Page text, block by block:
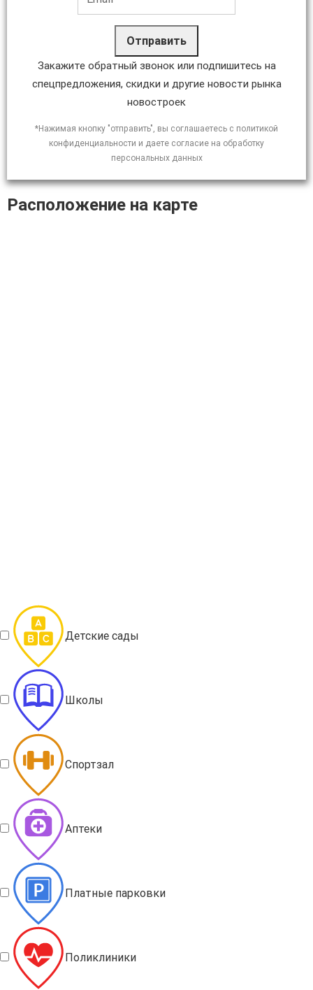
Отправить
Закажите обратный звонок или подпишитесь на
спецпредложения, скидки и другие новости рынка
новостроек
*Нажимая кнопку "отправить", вы соглашаетесь с политикой
конфиденциальности и даете согласие на обработку
персональных данных
Расположение на карте
Детские сады
Школы
Спортзал
Аптеки
Платные парковки
Поликлиники